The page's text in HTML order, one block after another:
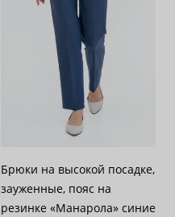
Брюки на высокой посадке,
зауженные, пояс на
резинке «Манарола» синие